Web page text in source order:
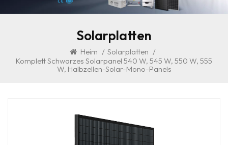
Solarplatten
Heim / Solarplatten /
Komplett Schwarzes Solarpanel 540 W, 545 W, 550 W, 555
W, Halbzellen-Solar-Mono-Panels